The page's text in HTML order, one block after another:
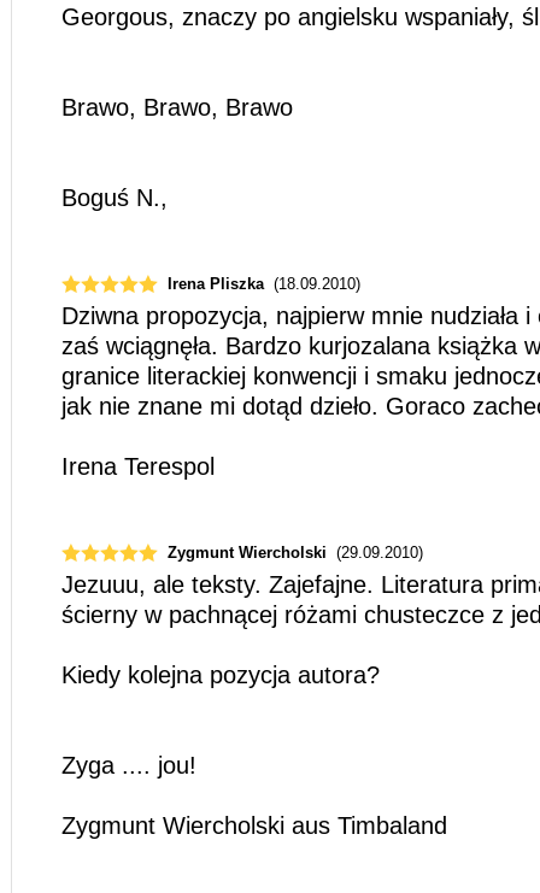
Georgous, znaczy po angielsku wspaniały,
Brawo, Brawo, Brawo
Boguś N.,
Irena Pliszka (18.09.2010)
Dziwna propozycja, najpierw mnie nudziała i
zaś wciągnęła. Bardzo kurjozalana książka
granice literackiej konwencji i smaku
jak nie znane mi dotąd dzieło. Goraco
Irena Terespol
Zygmunt Wiercholski (29.09.2010)
Jezuuu, ale teksty. Zajefajne. Literatura
ścierny w pachnącej różami chusteczce z
Kiedy kolejna pozycja autora?
Zyga .... jou!
Zygmunt Wiercholski aus Timbaland